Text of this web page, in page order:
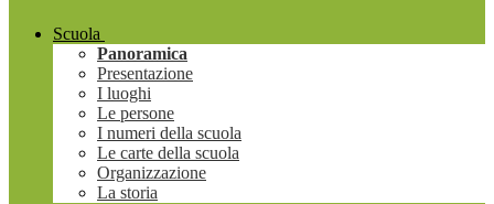
Scuola
Panoramica
Presentazione
I luoghi
Le persone
I numeri della scuola
Le carte della scuola
Organizzazione
La storia